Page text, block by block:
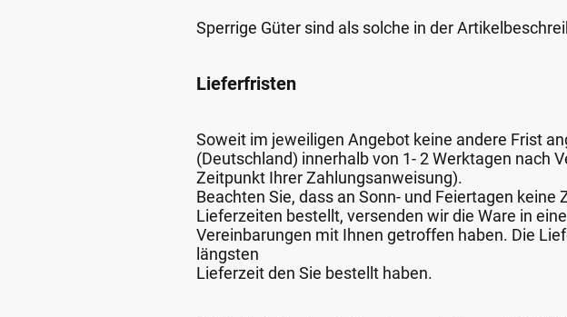
Sperrige Güter sind als solche in der
Lieferfristen
Soweit im jeweiligen Angebot keine andere Frist
(Deutschland) innerhalb von 1- 2 Werktagen nach
Zeitpunkt Ihrer Zahlungsanweisung).
Beachten Sie, dass an Sonn- und Feiertagen
Lieferzeiten bestellt, versenden wir die Ware in
Vereinbarungen mit Ihnen getroffen haben. Die
längsten
Lieferzeit den Sie bestellt haben.